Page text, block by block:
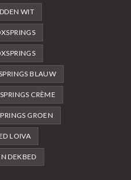
WIT
BLAUW
CRÈME
GROEN
LOIVA
DEKBED